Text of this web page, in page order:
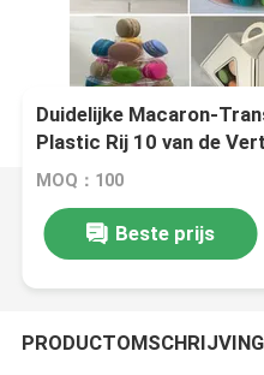
Duidelijke Macaron-
Plastic Rij 10 van de
Huwelijkspartij
MOQ：100
Beste prijs
PRODUCTOMSCHRIJVING